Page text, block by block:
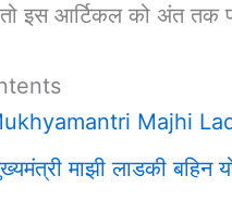
तो इस आर्टिकल को अंत
Majhi
माझी लाडकी बहिन